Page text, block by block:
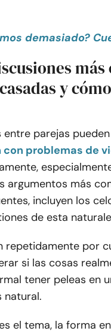
demasiado?
y
parejas
problemas de
argumentos más
incluyen los
de esta
repetidamente por
si las cosas
tener peleas en
natural.
el tema, la forma